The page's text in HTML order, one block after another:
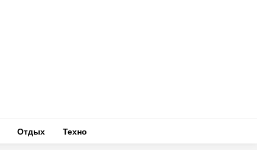
Отдых Техно